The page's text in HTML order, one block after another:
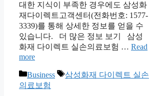
대한 지식이 부족한 경우에도 삼성화
재다이렉트고객센터(전화번호: 1577-
3339)를 통해 상세한 정보를 얻을 수
있습니다. 더 많은 정보 보기 삼성
화재 다이렉트 실손의료보험 … Read
more
Categories
Business Tags
삼성화재 다이렉트 실손
의료보험